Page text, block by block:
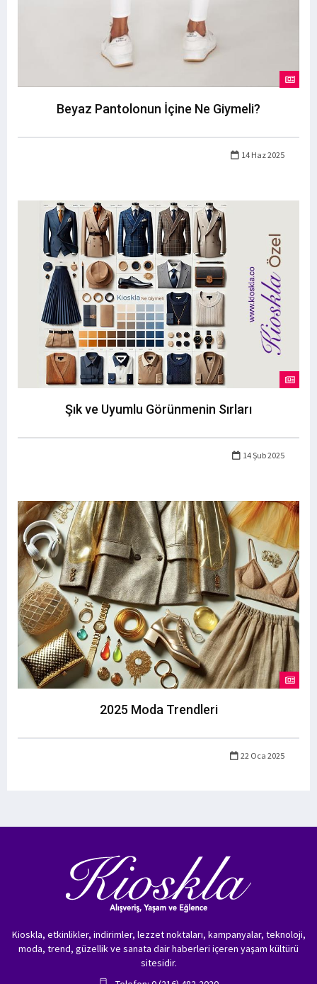
Beyaz Pantolonun İçine Ne Giymeli?
14 Haz 2025
Şık ve Uyumlu Görünmenin Sırları
14 Şub 2025
2025 Moda Trendleri
22 Oca 2025
Kioskla, etkinlikler, indirimler, lezzet noktaları, kampanyalar, teknoloji,
moda, trend, güzellik ve sanata dair haberleri içeren yaşam kültürü
sitesidir.